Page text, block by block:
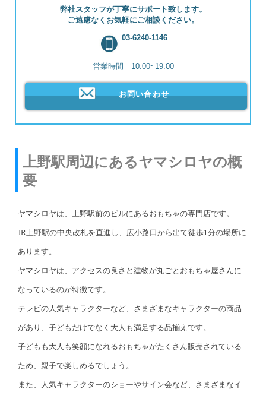
弊社スタッフが丁寧にサポート致します。
ご遠慮なくお気軽にご相談ください。
03-6240-1146
営業時間 10:00~19:00
お問い合わせ
上野駅周辺にあるヤマシロヤの概
要
ヤマシロヤは、上野駅前のビルにあるおもちゃの専門店です。
JR上野駅の中央改札を直進し、広小路口から出て徒歩1分の場所に
あります。
ヤマシロヤは、アクセスの良さと建物が丸ごとおもちゃ屋さんに
なっているのが特徴です。
テレビの人気キャラクターなど、さまざまなキャラクターの商品
があり、子どもだけでなく大人も満足する品揃えです。
子どもも大人も笑顔になれるおもちゃがたくさん販売されている
ため、親子で楽しめるでしょう。
また、人気キャラクターのショーやサイン会など、さまざまなイ